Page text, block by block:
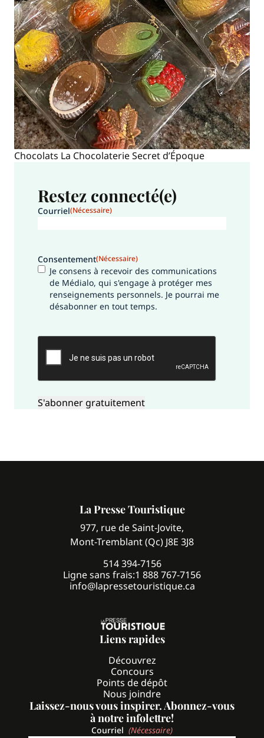
Chocolats La Chocolaterie Secret d’Époque
Restez connecté(e)
Courriel(Nécessaire)
Consentement(Nécessaire)
Je consens à recevoir des communications
de Médialo, qui s'engage à protéger mes
renseignements personnels. Je pourrai me
désabonner en tout temps.
CAPTCHA
La Presse Touristique
977, rue de Saint-Jovite,
Mont-Tremblant (Qc) J8E 3J8
514 394-7156
Ligne sans frais:1 888 767-7156
info@lapressetouristique.ca
Liens rapides
Découvrez
Concours
Points de dépôt
Nous joindre
Laissez-nous vous inspirer. Abonnez-vous
à notre infolettre!
Courriel (Nécessaire)